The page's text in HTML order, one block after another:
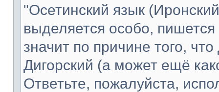
"Осетинский язык
выделяется особо,
значит по причине того,
Дигорский (а может ещё
Ответьте, пожалуйста,